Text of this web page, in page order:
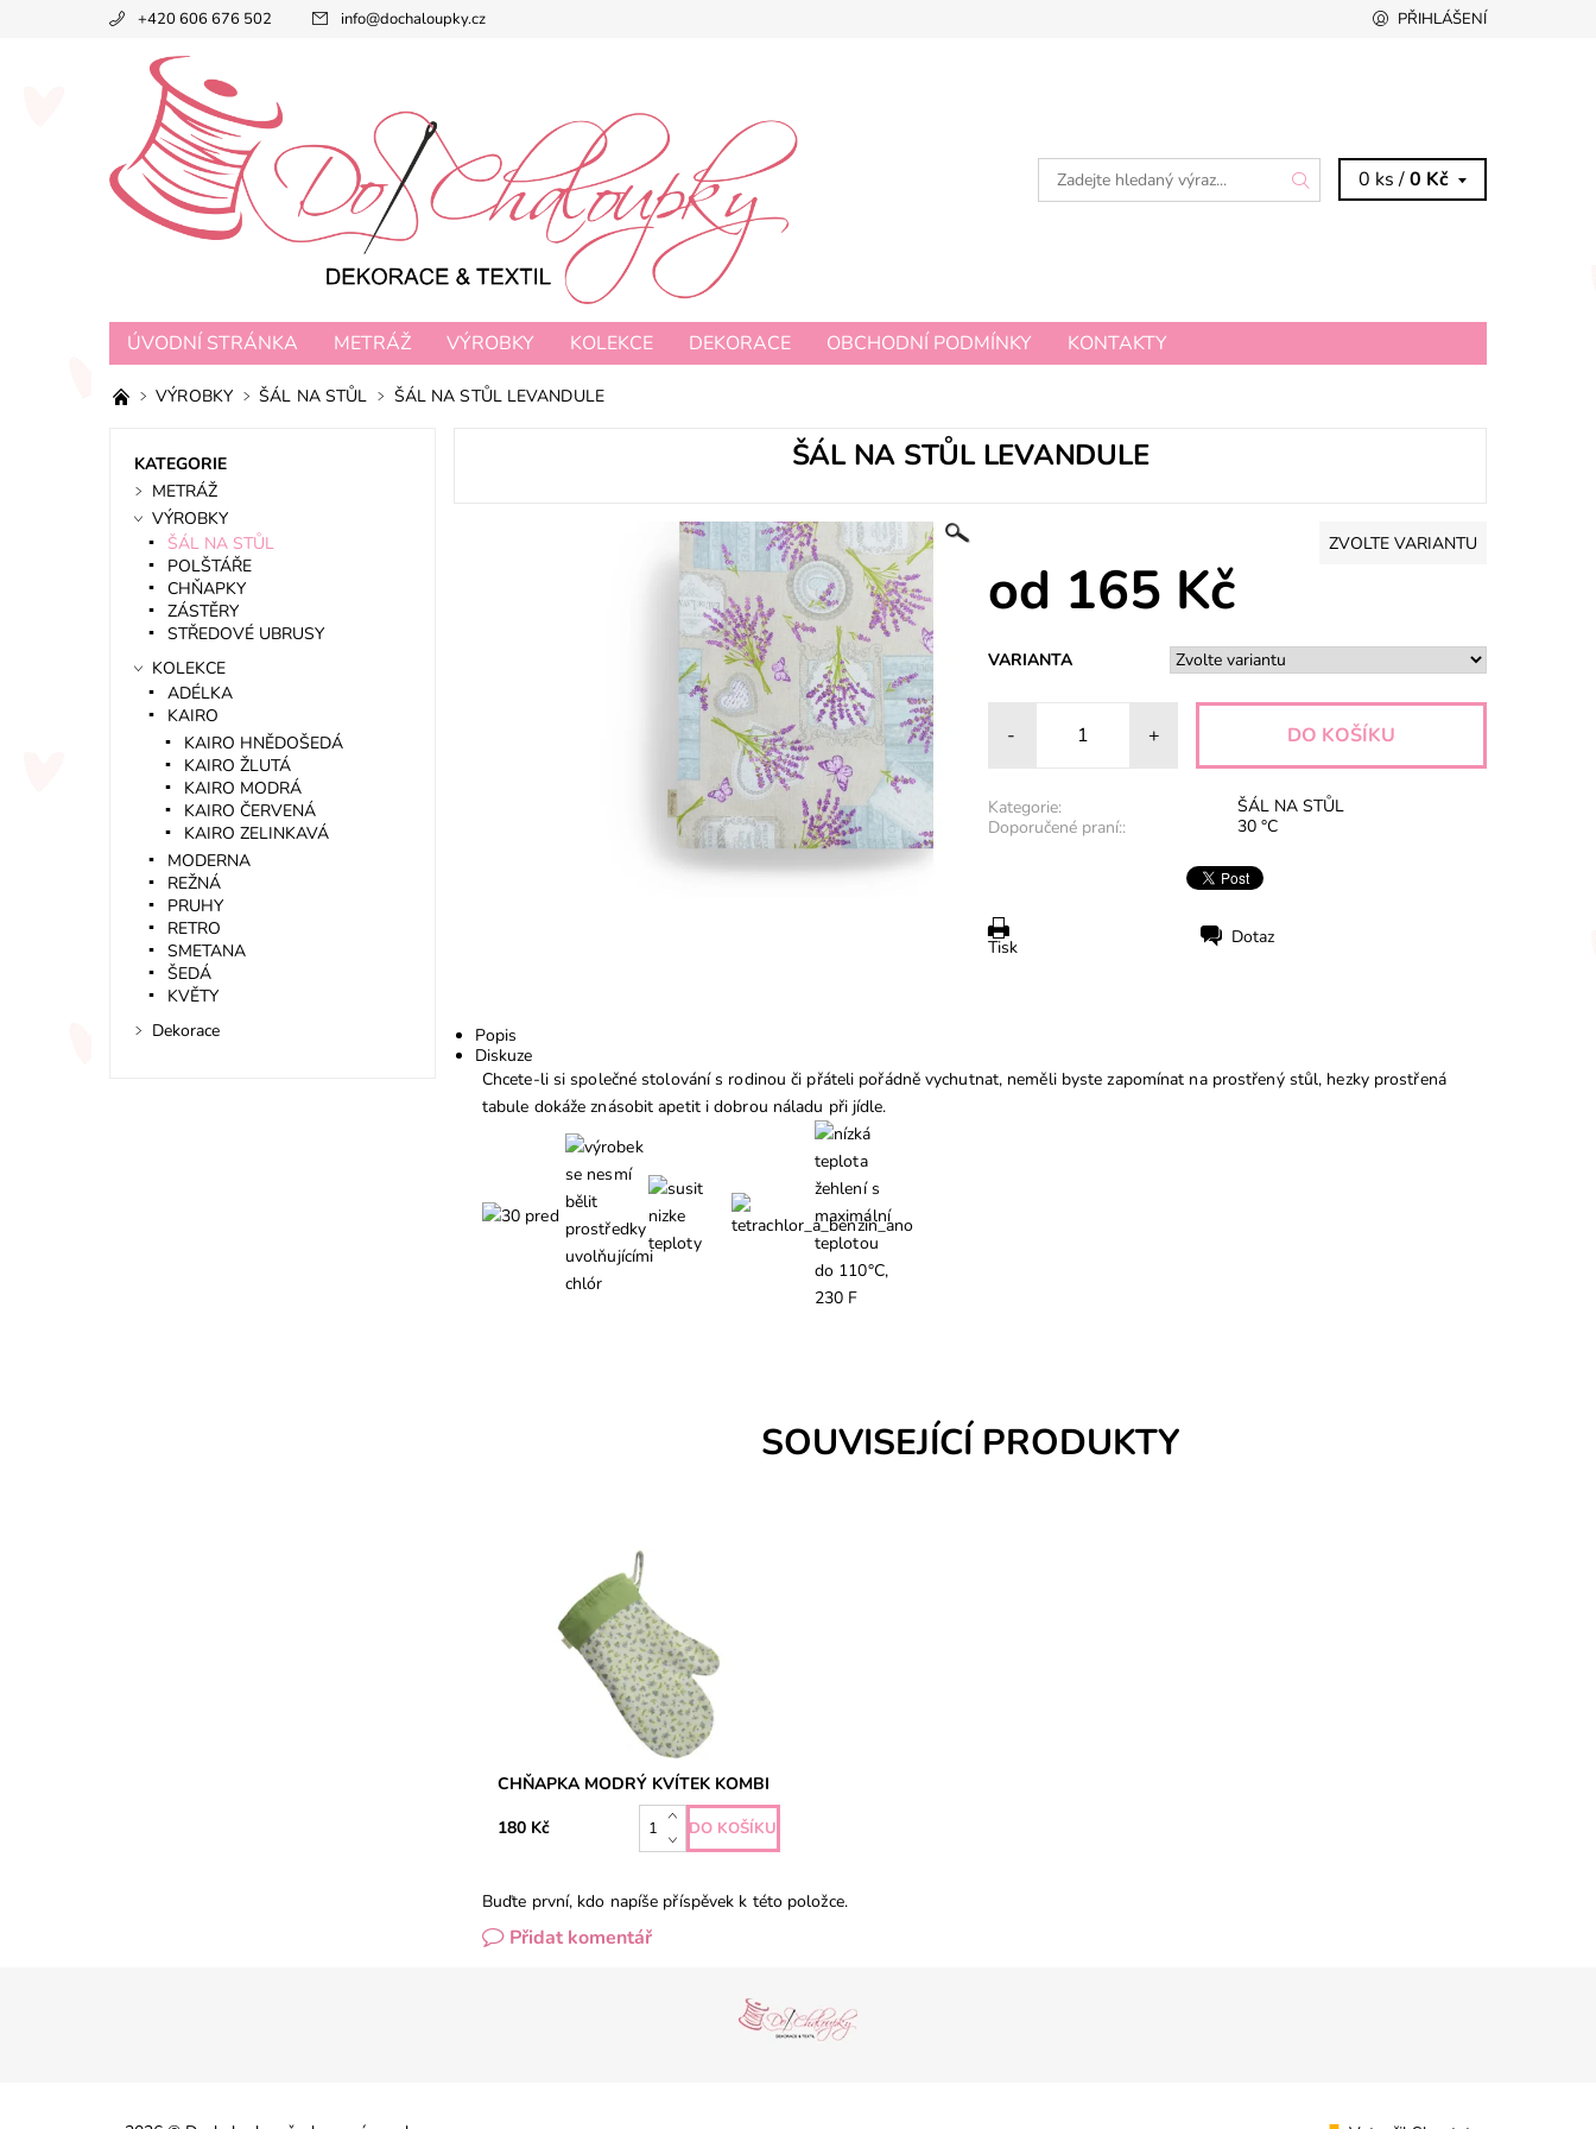
+420 606 676 502 info@dochaloupky.cz PŘIHLÁŠENÍ
0 ks /0 Kč
ÚVODNÍ STRÁNKA METRÁŽ VÝROBKY KOLEKCE DEKORACE OBCHODNÍ PODMÍNKY KONTAKTY
VÝROBKY ŠÁL NA STŮL ŠÁL NA STŮL LEVANDULE
ŠÁL NA STŮL LEVANDULE
ZVOLTE VARIANTU
od 165 Kč
VARIANTA
- +
Kategorie:
ŠÁL NA STŮL
Doporučené praní::
30 °C
Tisk
Dotaz
Popis
Diskuze
Chcete-li si společné stolování s rodinou či přáteli pořádně vychutnat, neměli byste zapomínat na prostřený stůl, hezky prostřená
tabule dokáže znásobit apetit i dobrou náladu při jídle.
SOUVISEJÍCÍ PRODUKTY
CHŇAPKA MODRÝ KVÍTEK KOMBI
180 Kč
Buďte první, kdo napíše příspěvek k této položce.
Přidat komentář
KATEGORIE
METRÁŽ
VÝROBKY
ŠÁL NA STŮL
POLŠTÁŘE
CHŇAPKY
ZÁSTĚRY
STŘEDOVÉ UBRUSY
KOLEKCE
ADÉLKA
KAIRO
KAIRO HNĚDOŠEDÁ
KAIRO ŽLUTÁ
KAIRO MODRÁ
KAIRO ČERVENÁ
KAIRO ZELINKAVÁ
MODERNA
REŽNÁ
PRUHY
RETRO
SMETANA
ŠEDÁ
KVĚTY
Dekorace